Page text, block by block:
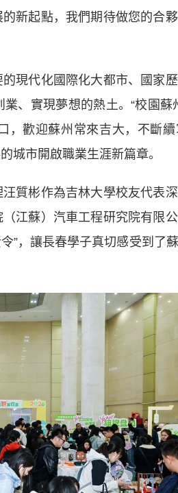
新起點，我們期待做您的合
代化國際化大都市、國家
、實現夢想的熱土。“校園蘇
，歡迎蘇州常來吉大，不斷
城市開啟職業生涯新篇章。
彬作為吉林大學校友代表
江蘇）汽車工程研究院有限
”，讓長春學子真切感受到了